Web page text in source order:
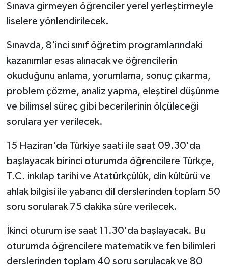
Sınava girmeyen öğrenciler yerel yerleştirmeyle
liselere yönlendirilecek.
Sınavda, 8'inci sınıf öğretim programlarındaki
kazanımlar esas alınacak ve öğrencilerin
okuduğunu anlama, yorumlama, sonuç çıkarma,
problem çözme, analiz yapma, eleştirel düşünme
ve bilimsel süreç gibi becerilerinin ölçüleceği
sorulara yer verilecek.
15 Haziran'da Türkiye saati ile saat 09.30'da
başlayacak birinci oturumda öğrencilere Türkçe,
T.C. inkılap tarihi ve Atatürkçülük, din kültürü ve
ahlak bilgisi ile yabancı dil derslerinden toplam 50
soru sorularak 75 dakika süre verilecek.
İkinci oturum ise saat 11.30'da başlayacak. Bu
oturumda öğrencilere matematik ve fen bilimleri
derslerinden toplam 40 soru sorulacak ve 80